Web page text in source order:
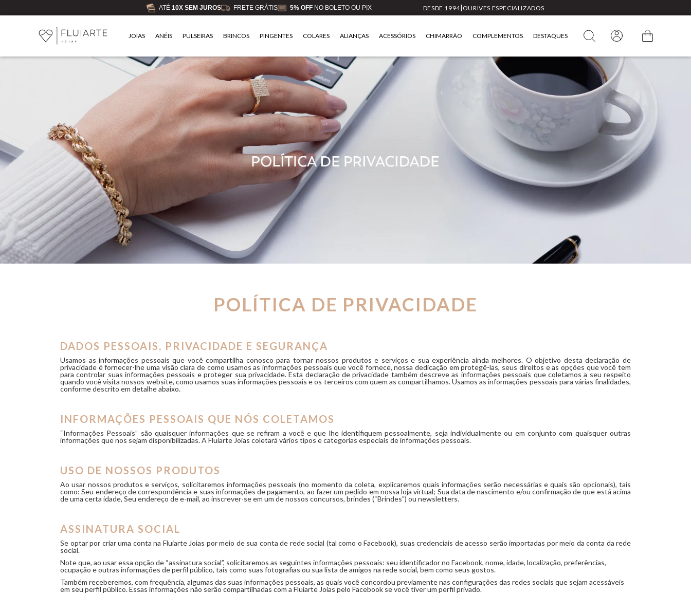
ATÉ 10X SEM JUROS FRETE GRÁTIS 5% OFFNO BOLETO OU PIX DESDE 1994| OURIVES ESPECIALIZADOS
JOIAS ANÉIS PULSEIRAS BRINCOS PINGENTES COLARES ALIANÇAS ACESSÓRIOS CHIMARRÃO COMPLEMENTOS DESTAQUES
POLÍTICA DE PRIVACIDADE
DADOS PESSOAIS, PRIVACIDADE E SEGURANÇA
Usamos as informações pessoais que você compartilha conosco para tornar nossos produtos e serviços e sua experiência ainda melhores. O objetivo desta declaração de
privacidade é fornecer-lhe uma visão clara de como usamos as informações pessoais que você fornece, nossa dedicação em protegê-las, seus direitos e as opções que você tem
para controlar suas informações pessoais e proteger sua privacidade. Esta declaração de privacidade também descreve as informações pessoais que coletamos a seu respeito
quando você visita nossos website, como usamos suas informações pessoais e os terceiros com quem as compartilhamos. Usamos as informações pessoais para várias finalidades,
conforme descrito em detalhe abaixo.
INFORMAÇÕES PESSOAIS QUE NÓS COLETAMOS
“Informações Pessoais” são quaisquer informações que se refiram a você e que lhe identifiquem pessoalmente, seja individualmente ou em conjunto com quaisquer outras
informações que nos sejam disponibilizadas. A Fluiarte Joias coletará vários tipos e categorias especiais de informações pessoais.
USO DE NOSSOS PRODUTOS
Ao usar nossos produtos e serviços, solicitaremos informações pessoais (no momento da coleta, explicaremos quais informações serão necessárias e quais são opcionais), tais
como: Seu endereço de correspondência e suas informações de pagamento, ao fazer um pedido em nossa loja virtual; Sua data de nascimento e/ou confirmação de que está acima
de uma certa idade, Seu endereço de e-mail, ao inscrever-se em um de nossos concursos, brindes (“Brindes”) ou newsletters.
ASSINATURA SOCIAL
Se optar por criar uma conta na Fluiarte Joias por meio de sua conta de rede social (tal como o Facebook), suas credenciais de acesso serão importadas por meio da conta da rede
social.
Note que, ao usar essa opção de “assinatura social”, solicitaremos as seguintes informações pessoais: seu identificador no Facebook, nome, idade, localização, preferências,
ocupação e outras informações de perfil público, tais como suas fotografias ou sua lista de amigos na rede social, bem como seus gostos.
Também receberemos, com frequência, algumas das suas informações pessoais, as quais você concordou previamente nas configurações das redes sociais que sejam acessáveis
em seu perfil público. Essas informações não serão compartilhadas com a Fluiarte Joias pelo Facebook se você tiver um perfil privado.